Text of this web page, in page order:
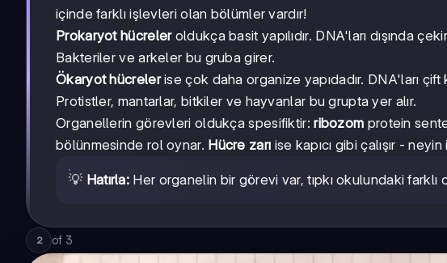
içinde farklı işlevleri olan bölümler vardır!
Prokaryot hücreleroldukça basit yapılıdır. DNA'ları dışında
Bakteriler ve arkeler bu gruba girer.
Ökaryot hücrelerise çok daha organize yapıdadır. DNA'ları
Protistler, mantarlar, bitkiler ve hayvanlar bu grupta yer alır.
Organellerin görevleri oldukça spesifiktir:ribozom protein
bölünmesinde rol oynar. Hücre zarı ise kapıcı gibi çalışır -
💡 Hatırla: Her organelin bir görevi var, tıpkı okulundaki farklı
2 of 3